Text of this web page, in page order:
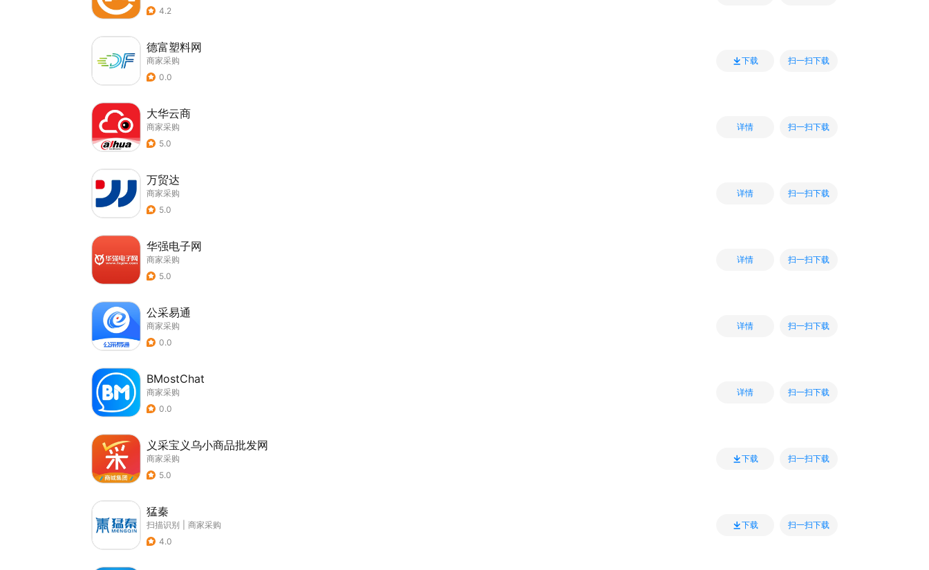
4.2
德富塑料网
商家采购
0.0
下载 扫一扫下载
大华云商
商家采购
5.0
详情 扫一扫下载
万贸达
商家采购
5.0
详情 扫一扫下载
华强电子网
商家采购
5.0
详情 扫一扫下载
公采易通
商家采购
0.0
详情 扫一扫下载
BMostChat
商家采购
0.0
详情 扫一扫下载
义采宝义乌小商品批发网
商家采购
5.0
下载 扫一扫下载
猛秦
扫描识别
商家采购
4.0
下载 扫一扫下载